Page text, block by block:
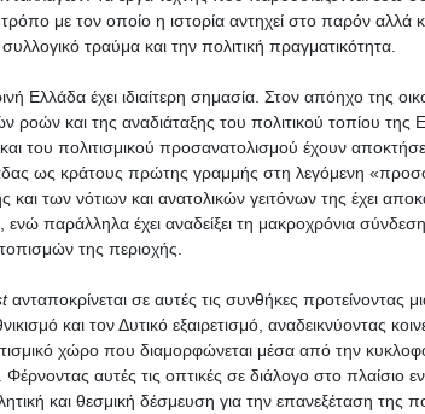
τρόπο με τον οποίο η ιστορία αντηχεί στο παρόν
τραύμα και την πολιτική πραγματικότητα.
Ελλάδα έχει ιδιαίτερη σημασία. Στον απόηχο της
ροών και της αναδιάταξης του πολιτικού τοπίου
του πολιτισμικού προσανατολισμού έχουν
ως κράτους πρώτης γραμμής στη λεγόμενη
των νότιων και ανατολικών γειτόνων της έχει
παράλληλα έχει αναδείξει τη μακροχρόνια
της περιοχής.
ανταποκρίνεται σε αυτές τις συνθήκες προτείνοντας
και τον Δυτικό εξαιρετισμό, αναδεικνύοντας
χώρο που διαμορφώνεται μέσα από την
αυτές τις οπτικές σε διάλογο στο πλαίσιο
και θεσμική δέσμευση για την επανεξέταση της